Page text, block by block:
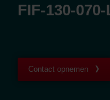
FIF-130-
Contact opnemen